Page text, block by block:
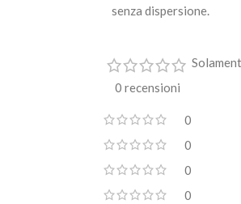
senza dispersione.
0 recensioni
0
0
0
0